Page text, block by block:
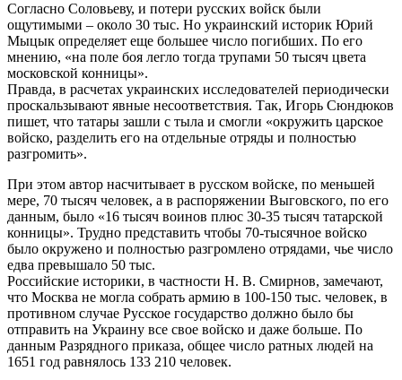
Согласно Соловьеву, и потери русских войск были
ощутимыми – около 30 тыс. Но украинский историк Юрий
Мыцык определяет еще большее число погибших. По его
мнению, «на поле боя легло тогда трупами 50 тысяч цвета
московской конницы».
Правда, в расчетах украинских исследователей периодически
проскальзывают явные несоответствия. Так, Игорь Сюндюков
пишет, что татары зашли с тыла и смогли «окружить царское
войско, разделить его на отдельные отряды и полностью
разгромить».
При этом автор насчитывает в русском войске, по меньшей
мере, 70 тысяч человек, а в распоряжении Выговского, по его
данным, было «16 тысяч воинов плюс 30-35 тысяч татарской
конницы». Трудно представить чтобы 70-тысячное войско
было окружено и полностью разгромлено отрядами, чье число
едва превышало 50 тыс.
Российские историки, в частности Н. В. Смирнов, замечают,
что Москва не могла собрать армию в 100-150 тыс. человек, в
противном случае Русское государство должно было бы
отправить на Украину все свое войско и даже больше. По
данным Разрядного приказа, общее число ратных людей на
1651 год равнялось 133 210 человек.